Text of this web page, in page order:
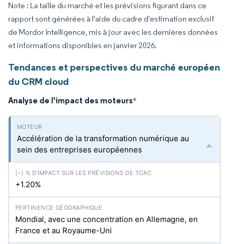
Note : La taille du marché et les prévisions figurant dans ce
rapport sont générées à l'aide du cadre d'estimation exclusif
de Mordor Intelligence, mis à jour avec les dernières données
et informations disponibles en janvier 2026.
Tendances et perspectives du marché européen
du CRM cloud
Analyse de l'impact des moteurs*
Accélération de la transformation numérique au
sein des entreprises européennes
+1.20%
Mondial, avec une concentration en Allemagne, en
France et au Royaume-Uni